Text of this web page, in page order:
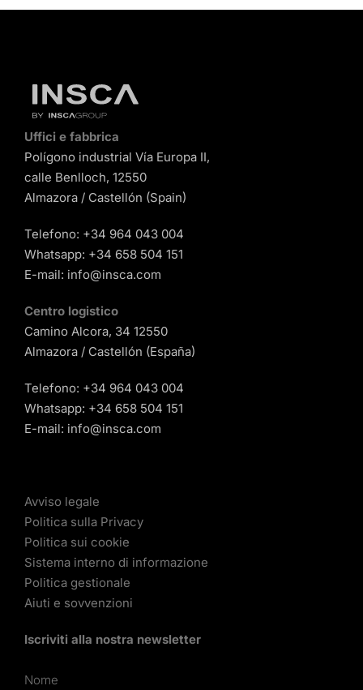
Uffici e fabbrica
Polígono industrial Vía Europa II,
calle Benlloch, 12550
Almazora / Castellón (Spain)
Telefono: +34 964 043 004
Whatsapp: +34 658 504 151
E-mail: info@insca.com
Centro logistico
Camino Alcora, 34 12550
Almazora / Castellón (España)
Telefono: +34 964 043 004
Whatsapp: +34 658 504 151
E-mail: info@insca.com
Avviso legale
Politica sulla Privacy
Politica sui cookie
Sistema interno di informazione
Politica gestionale
Aiuti e sovvenzioni
Iscriviti alla nostra newsletter